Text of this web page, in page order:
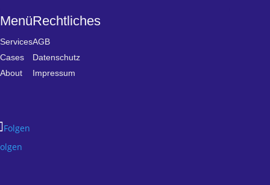
Menü
Services
Cases
About
Folgen
Rechtliches
AGB
Datenschutz
Impressum